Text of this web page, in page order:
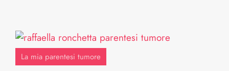
La mia parentesi tumore